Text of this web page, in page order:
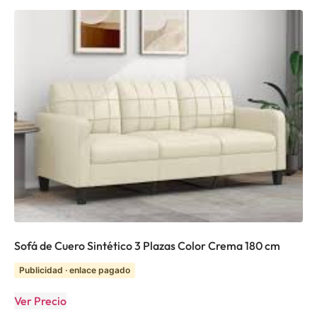
Sofá de Cuero Sintético 3 Plazas Color Crema 180 cm
Publicidad · enlace pagado
Ver Precio